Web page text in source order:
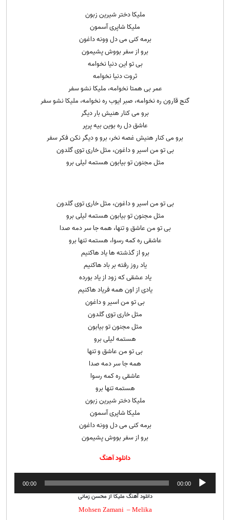
ملیکا دختر شیرین زبون
ملیکا شاپری آسمون
برمه کنی می دل وونه داغون
برو از سفر بووش پشیمون
بی تو این دنیا نخوامه
ثروت دنیا نخوامه
عمر بی همتا نخوامه، ملیکا نشو سفر
گنج قارون ره نخوامه، صبر ایوب ره نخوامه، ملیکا نشو سفر
برو می کنار هنیش بار دیگر
عاشق دل ره بوین بیه پرپر
برو می کنار هنیش غصه نخر، برو و دیگر نکن فکر سفر
بی تو من اسیر و داغون، مثل خاری توی گلدون
مثل مجنون تو بیابون هستمه لیلی برو
بی تو من اسیر و داغون، مثل خاری توی گلدون
مثل مجنون تو بیابون هستمه لیلی برو
بی تو من عاشق و تنها، همه جا سر دمه صدا
عاشقی ره کمه رسوا، هستمه تنها برو
برو از گذشته ها یاد هاکنیم
یاد روز رفته بر باد هاکنیم
یاد عشقی که زود از یاد بورده
یادی از اون همه فریاد هاکنیم
بی تو من اسیر و داغون
مثل خاری توی گلدون
مثل مجنون تو بیابون
هستمه لیلی برو
بی تو من عاشق و تنها
همه جا سر دمه صدا
عاشقی ره کمه رسوا
هستمه تنها برو
ملیکا دختر شیرین زبون
ملیکا شاپری آسمون
برمه کنی می دل وونه داغون
برو از سفر بووش پشیمون
دانلود آهنگ
پخش‌کننده
صوت
00:00
00:00
دانلود آهنگ ملیکا از محسن زمانی
Mohsen Zamani – Melika